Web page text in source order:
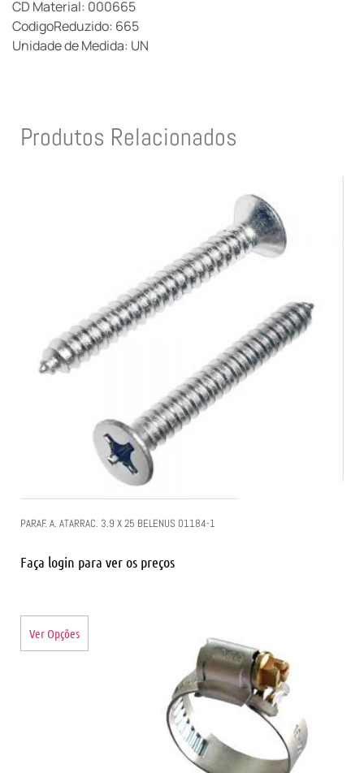
CD Material: 000665
CodigoReduzido: 665
Unidade de Medida: UN
Produtos Relacionados
PARAF. A. ATARRAC. 3.9 X 25 BELENUS 01184-1
Faça login para ver os preços
Ver Opções